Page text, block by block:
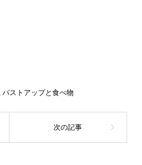
バストアップと食べ物